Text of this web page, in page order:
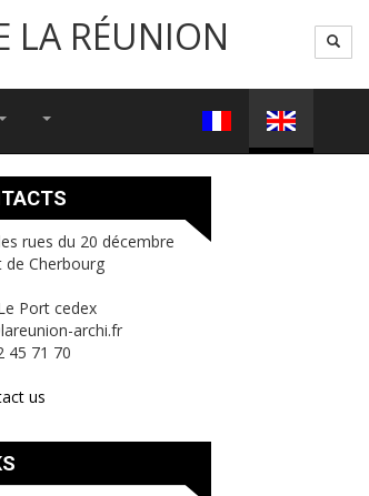
LA RÉUNION
rues du 20 décembre
de Cherbourg
Port cedex
archi.fr
45 71 70
us